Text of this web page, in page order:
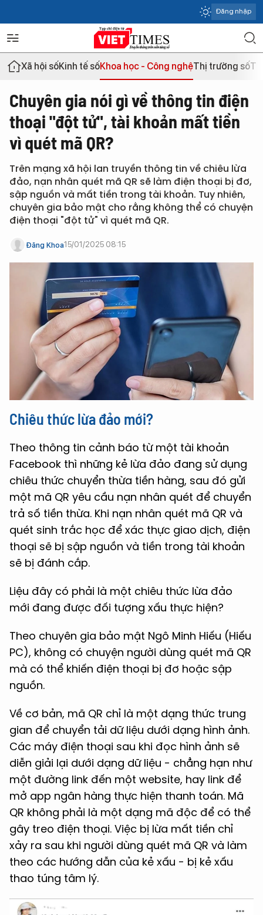
Đăng nhập
Xã hội sốKinh tế sốKhoa học - Công nghệThị trường số
Chuyên gia nói gì về thông tin điện
thoại "đột tử", tài khoản mất tiền
vì quét mã QR?
Trên mạng xã hội lan truyền thông tin về chiêu lừa
đảo, nạn nhân quét mã QR sẽ làm điện thoại bị đơ,
sập nguồn và mất tiền trong tài khoản. Tuy nhiên,
chuyên gia bảo mật cho rằng không thể có chuyện
điện thoại "đột tử" vì quét mã QR.
Đăng Khoa15/01/2025 08:15
Chiêu thức lừa đảo mới?
Theo thông tin cảnh báo từ một tài khoản
Facebook thì những kẻ lừa đảo đang sử dụng
chiêu thức chuyển thừa tiền hàng, sau đó gửi
một mã QR yêu cầu nạn nhân quét để chuyển
trả số tiền thừa. Khi nạn nhân quét mã QR và
quét sinh trắc học để xác thực giao dịch, điện
thoại sẽ bị sập nguồn và tiền trong tài khoản
sẽ bị đánh cắp.
Liệu đây có phải là một chiêu thức lừa đảo
mới đang được đối tượng xấu thực hiện?
Theo chuyên gia bảo mật Ngô Minh Hiếu (Hiếu
PC), không có chuyện người dùng quét mã QR
mà có thể khiến điện thoại bị đơ hoặc sập
nguồn.
Về cơ bản, mã QR chỉ là một dạng thức trung
gian để chuyển tải dữ liệu dưới dạng hình ảnh.
Các máy điện thoại sau khi đọc hình ảnh sẽ
diễn giải lại dưới dạng dữ liệu - chẳng hạn như
một đường link đến một website, hay link để
mở app ngân hàng thực hiện thanh toán. Mã
QR không phải là một dạng mã độc để có thể
gây treo điện thoại. Việc bị lừa mất tiền chỉ
xảy ra sau khi người dùng quét mã QR và làm
theo các hướng dẫn của kẻ xấu - bị kẻ xấu
thao túng tâm lý.